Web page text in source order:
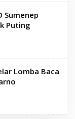
Sumenep
Puting
Lomba Baca